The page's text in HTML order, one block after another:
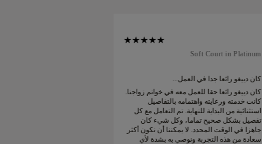
Soft Court in Platinum
كان دييغو رائعا جدا في العمل...
كان دييغو رائعا حقا للعمل معه في خواتم زواجنا.
كانت خدمته ورعايته واهتمامه بالتفاصيل
استثنائية من البداية للنهاية. تم التعامل مع كل
تفصيل بشكل صحيح تماما، وكل شيء كان
جاهزا في الوقت المحدد. لا يمكننا أن نكون أكثر
سعادة من هذه التجربة ونوصي به بشدة لأي